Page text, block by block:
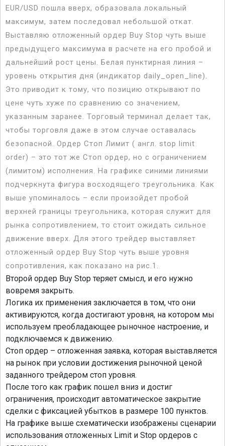
EUR/USD пошла вверх, образовала локальный
максимум, затем последовал небольшой откат.
Выставляю отложенный ордер Buy Stop чуть выше
предыдущего максимума в расчете на его пробой и
дальнейший рост цены. Белая пунктирная линия –
уровень открытия дня (индикатор daily_open_line).
Это приводит к тому, что позицию открывают по
цене чуть хуже по сравнению со значением,
указанным заранее. Торговый терминал делает так,
чтобы торговля даже в этом случае оставалась
безопасной. Ордер Стоп Лимит ( англ. stop limit
order) – это тот же Стоп ордер, но с ограничением
(лимитом) исполнения. На графике синими линиями
подчеркнута фигура восходящего треугольника. Как
выше упоминалось – если произойдет пробой
верхней границы треугольника, которая служит для
рынка сопротивлением, то стоит ожидать сильное
движение вверх. Для этого трейдер выставляет
отложенный ордер Buy Stop чуть выше уровня
сопротивления, как показано на рис.1.
Второй ордер Buy Stop теряет смысл, и его нужно
вовремя закрыть.
Логика их применения заключается в том, что они
активируются, когда достигают уровня, на котором мы
используем преобладающее рыночное настроение, и
подключаемся к движению.
Стоп ордер – отложенная заявка, которая выставляется
на рынок при условии достижения рыночной ценой
заданного трейдером стоп уровня.
После того как график пошел вниз и достиг
ограничения, происходит автоматическое закрытие
сделки с фиксацией убытков в размере 100 пунктов.
На графике выше схематически изображены сценарии
использования отложенных Limit и Stop ордеров с